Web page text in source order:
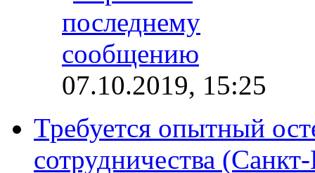
07.10.2019, 15:25
Требуется опытный
сотрудничества